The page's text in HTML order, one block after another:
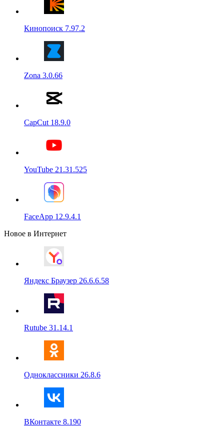
Кинопоиск 7.97.2
Zona 3.0.66
CapCut 18.9.0
YouTube 21.31.525
FaceApp 12.9.4.1
Новое в Интернет
Яндекс Браузер 26.6.6.58
Rutube 31.14.1
Одноклассники 26.8.6
ВКонтакте 8.190